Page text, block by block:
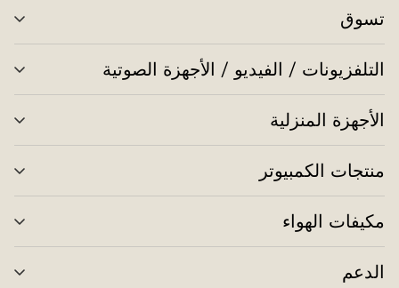
تسوق
التلفزيونات / الفيديو / الأجهزة الصوتية
الأجهزة المنزلية
منتجات الكمبيوتر
مكيفات الهواء
الدعم